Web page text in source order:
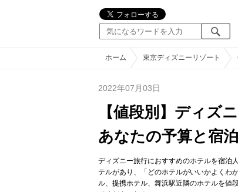
ホーム 東京ディズニーリゾート
2022年07月03日
【値段別】ディズ
あなたの予算と宿
ディズニー旅行におすすめのホテルを宿泊
テルがあり、「どのホテルがいいかよくわ
ル、提携ホテル、舞浜駅近隣のホテルを値